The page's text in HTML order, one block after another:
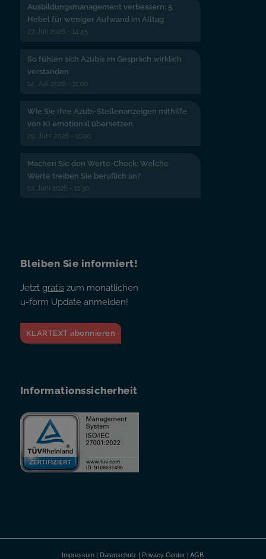
Ausbildungsmanagement verbessern: 5
Hebel für weniger Aufwand im Alltag
27. Juli 2026 - 14:45
So fühlen sich Azubis im Gespräch wirklich
verstanden
14. Juli 2026 - 11:00
Wie Sie Ihre Azubi-Stellenanzeigen mithilfe
von KI emotional übersetzen
29. Juni 2026 - 11:00
Machen Sie den Werte-Check: Welche
Werte treiben Sie beruflich an?
12. Juni 2026 - 11:30
Bleiben Sie informiert!
Jetzt gratiszum monatlichen
u-form Update anmelden!
KLARTEXT abonnieren
Informationssicherheit
Impressum | Datenschutz | Privacy Center |AGB